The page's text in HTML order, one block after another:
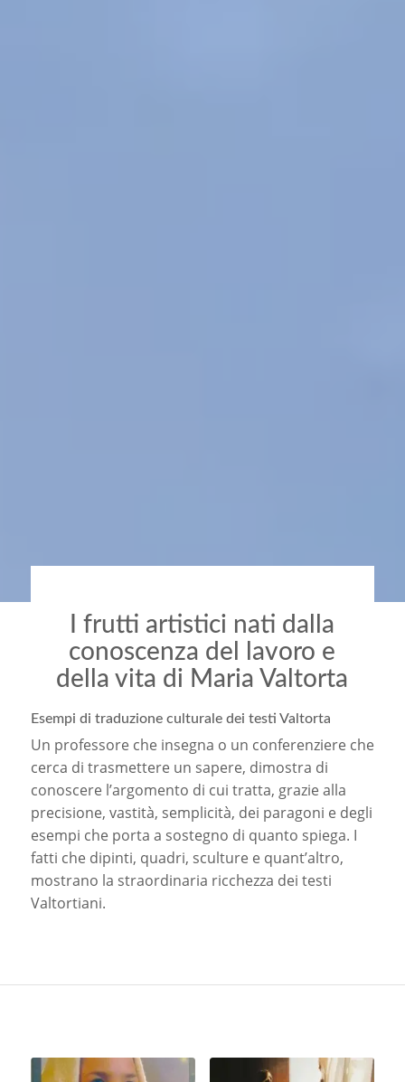
I frutti artistici nati dalla
conoscenza del lavoro e
della vita di Maria Valtorta
Esempi di traduzione culturale dei testi Valtorta
Un professore che insegna o un conferenziere che
cerca di trasmettere un sapere, dimostra di
conoscere l’argomento di cui tratta, grazie alla
precisione, vastità, semplicità, dei paragoni e degli
esempi che porta a sostegno di quanto spiega. I
fatti che dipinti, quadri, sculture e quant’altro,
mostrano la straordinaria ricchezza dei testi
Valtortiani.